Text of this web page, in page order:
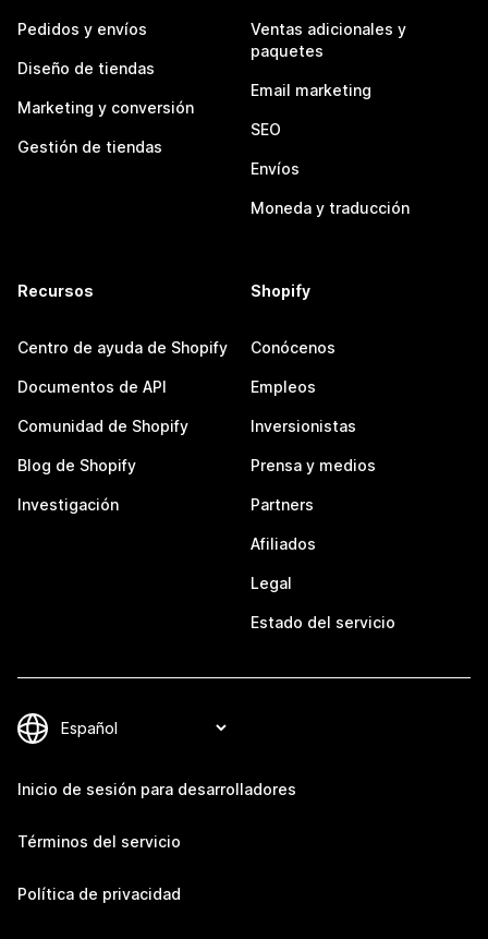
Pedidos y envíos
Diseño de tiendas
Marketing y conversión
Gestión de tiendas
Ventas adicionales y
paquetes
Email marketing
SEO
Envíos
Moneda y traducción
Recursos
Centro de ayuda de Shopify
Documentos de API
Comunidad de Shopify
Blog de Shopify
Investigación
Shopify
Conócenos
Empleos
Inversionistas
Prensa y medios
Partners
Afiliados
Legal
Estado del servicio
Inicio de sesión para desarrolladores
Términos del servicio
Política de privacidad